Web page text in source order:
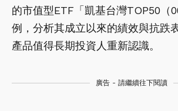
的市值型ETF「凱基台灣TOP50（
例，分析其成立以來的績效與抗跌
產品值得長期投資人重新認識。
廣告 - 請繼續往下閱讀